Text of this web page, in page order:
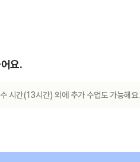
요.
시간(13시간) 외에 추가 수업도 가능해요.